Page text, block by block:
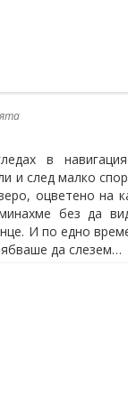
не съм го
пустинна
И до него на20
без врати,
нужди.